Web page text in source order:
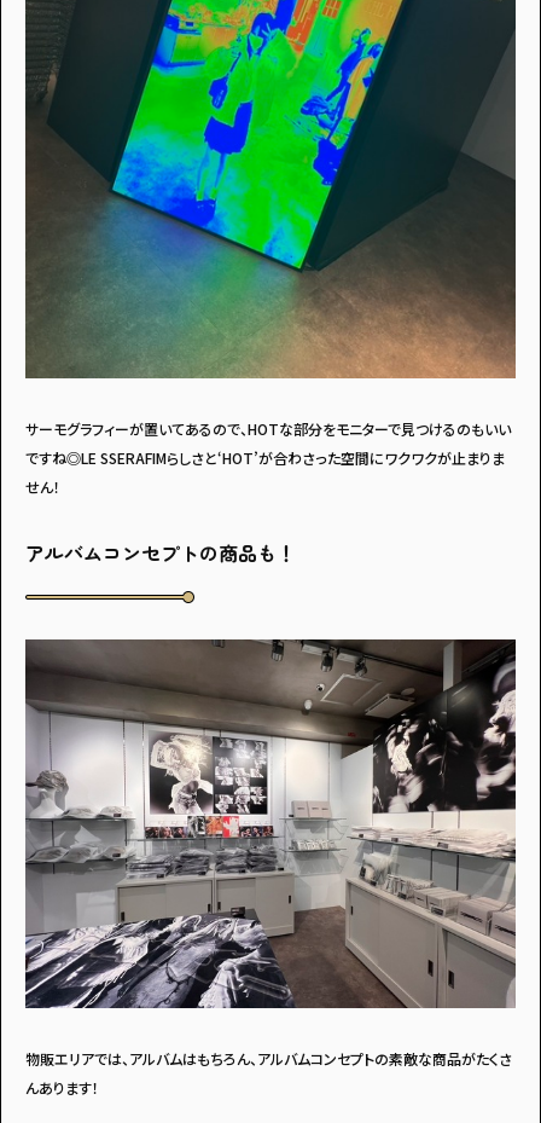
サーモグラフィーが置いてあるので、HOTな部分をモニターで見つけるのもいい
ですね◎LE SSERAFIMらしさと‘HOT’が合わさった空間にワクワクが止まりま
せん！
アルバムコンセプトの商品も！
物販エリアでは、アルバムはもちろん、アルバムコンセプトの素敵な商品がたくさ
んあります！